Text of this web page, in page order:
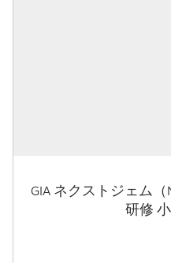
GIA ネクストジェム
研修